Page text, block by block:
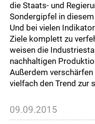
die Staats- und
Sondergipfel in
Und bei vielen
Ziele komplett zu
weisen die
nachhaltigen
Außerdem
vielfach den Trend zur
09.09.2015